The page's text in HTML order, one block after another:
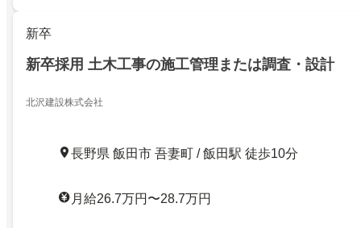
新卒
新卒採用 土木工事の施工管理または調査・設計
北沢建設株式会社
長野県 飯田市 吾妻町 / 飯田駅 徒歩10分
月給26.7万円〜28.7万円